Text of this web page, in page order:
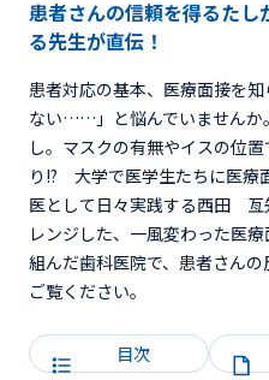
患者さんの信頼を得るた
る先生が直伝！
患者対応の基本、医療面接を
ない……」と悩んでいませんか
し。マスクの有無やイスの位
り!? 大学で医学生たちに医療
医として日々実践する西田 亙
レンジした、一風変わった医
組んだ歯科医院で、患者さん
ご覧ください。
目次